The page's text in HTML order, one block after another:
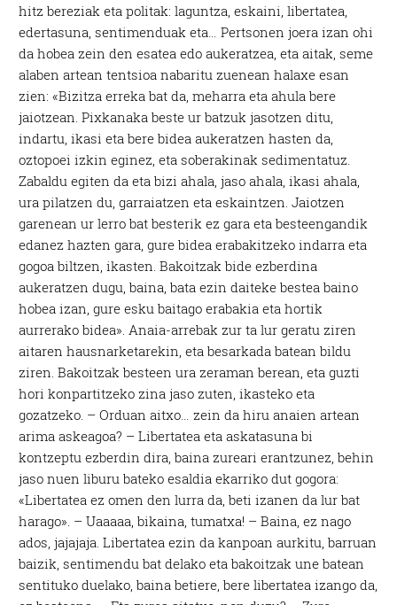
hitz bereziak eta politak: laguntza, eskaini, libertatea,
edertasuna, sentimenduak eta… Pertsonen joera izan ohi
da hobea zein den esatea edo aukeratzea, eta aitak, seme
alaben artean tentsioa nabaritu zuenean halaxe esan
zien: «Bizitza erreka bat da, meharra eta ahula bere
jaiotzean. Pixkanaka beste ur batzuk jasotzen ditu,
indartu, ikasi eta bere bidea aukeratzen hasten da,
oztopoei izkin eginez, eta soberakinak sedimentatuz.
Zabaldu egiten da eta bizi ahala, jaso ahala, ikasi ahala,
ura pilatzen du, garraiatzen eta eskaintzen. Jaiotzen
garenean ur lerro bat besterik ez gara eta besteengandik
edanez hazten gara, gure bidea erabakitzeko indarra eta
gogoa biltzen, ikasten. Bakoitzak bide ezberdina
aukeratzen dugu, baina, bata ezin daiteke bestea baino
hobea izan, gure esku baitago erabakia eta hortik
aurrerako bidea». Anaia-arrebak zur ta lur geratu ziren
aitaren hausnarketarekin, eta besarkada batean bildu
ziren. Bakoitzak besteen ura zeraman berean, eta guzti
hori konpartitzeko zina jaso zuten, ikasteko eta
gozatzeko. – Orduan aitxo… zein da hiru anaien artean
arima askeagoa? – Libertatea eta askatasuna bi
kontzeptu ezberdin dira, baina zureari erantzunez, behin
jaso nuen liburu bateko esaldia ekarriko dut gogora:
«Libertatea ez omen den lurra da, beti izanen da lur bat
harago». – Uaaaaa, bikaina, tumatxa! – Baina, ez nago
ados, jajajaja. Libertatea ezin da kanpoan aurkitu, barruan
baizik, sentimendu bat delako eta bakoitzak une batean
sentituko duelako, baina betiere, bere libertatea izango da,